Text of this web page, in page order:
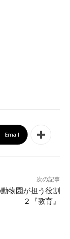
Email
次の記事
物園が担う役割
２『教育』